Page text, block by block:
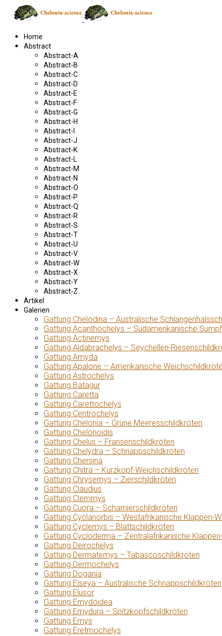
Home
Abstract
Abstract-A
Abstract-B
Abstract-C
Abstract-D
Abstract-E
Abstract-F
Abstract-G
Abstract-H
Abstract-I
Abstract-J
Abstract-K
Abstract-L
Abstract-M
Abstract-N
Abstract-O
Abstract-P
Abstract-Q
Abstract-R
Abstract-S
Abstract-T
Abstract-U
Abstract-V
Abstract-W
Abstract-X
Abstract-Y
Abstract-Z
Artikel
Galerien
Gattung Chelodina – Australische
Gattung Acanthochelys – Südamerikanische
Gattung Actinemys
Gattung Aldabrachelys – Seychellen-
Gattung Amyda
Gattung Apalone – Amerikanische
Gattung Astrochelys
Gattung Batagur
Gattung Caretta
Gattung Carettochelys
Gattung Centrochelys
Gattung Chelonia – Grüne Meeresschildkröten
Gattung Chelonoidis
Gattung Chelus – Fransenschildkröten
Gattung Chelydra – Schnappschildkröten
Gattung Chersina
Gattung Chitra – Kurzkopf-Weichschildkröten
Gattung Chrysemys – Zierschildkröten
Gattung Claudius
Gattung Clemmys
Gattung Cuora – Scharnierschildkröten
Gattung Cyclanorbis – Westafrikanische Klappen-
Gattung Cyclemys – Blattschildkröten
Gattung Cycloderma – Zentralafrikanische
Gattung Deirochelys
Gattung Dermatemys – Tabascoschildkröten
Gattung Dermochelys
Gattung Dogania
Gattung Elseya – Australische Schnappschildkröten
Gattung Elusor
Gattung Emydoidea
Gattung Emydura – Spitzkopfschildkröten
Gattung Emys
Gattung Eretmochelys